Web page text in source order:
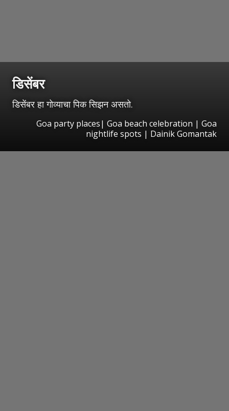
डिसेंबर
डिसेंबर हा गोव्याचा पिक सिझन असतो.
Goa party places| Goa beach celebration | Goa
nightlife spots | Dainik Gomantak